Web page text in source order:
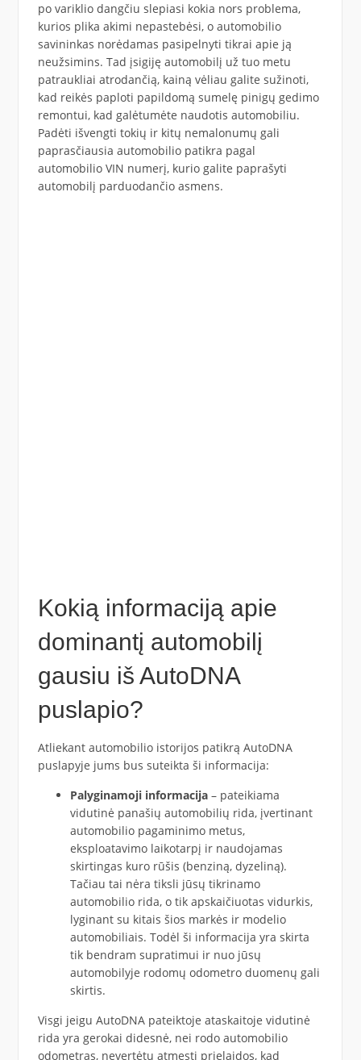
po variklio dangčiu slepiasi kokia nors problema,
kurios plika akimi nepastebėsi, o automobilio
savininkas norėdamas pasipelnyti tikrai apie ją
neužsimins. Tad įsigiję automobilį už tuo metu
patraukliai atrodančią, kainą vėliau galite sužinoti,
kad reikės paploti papildomą sumelę pinigų gedimo
remontui, kad galėtumėte naudotis automobiliu.
Padėti išvengti tokių ir kitų nemalonumų gali
paprasčiausia automobilio patikra pagal
automobilio VIN numerį, kurio galite paprašyti
automobilį parduodančio asmens.
Kokią informaciją apie
dominantį automobilį
gausiu iš AutoDNA
puslapio?
Atliekant automobilio istorijos patikrą AutoDNA
puslapyje jums bus suteikta ši informacija:
Palyginamoji informacija– pateikiama
vidutinė panašių automobilių rida, įvertinant
automobilio pagaminimo metus,
eksploatavimo laikotarpį ir naudojamas
skirtingas kuro rūšis (benziną, dyzeliną).
Tačiau tai nėra tiksli jūsų tikrinamo
automobilio rida, o tik apskaičiuotas vidurkis,
lyginant su kitais šios markės ir modelio
automobiliais. Todėl ši informacija yra skirta
tik bendram supratimui ir nuo jūsų
automobilyje rodomų odometro duomenų gali
skirtis.
Visgi jeigu AutoDNA pateiktoje ataskaitoje vidutinė
rida yra gerokai didesnė, nei rodo automobilio
odometras, nevertėtų atmesti prielaidos, kad